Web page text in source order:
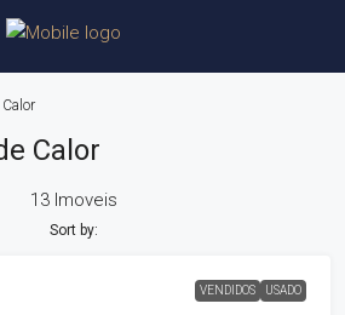
Calor
Calor
13 Imoveis
Sort by:
VENDIDOS USADO